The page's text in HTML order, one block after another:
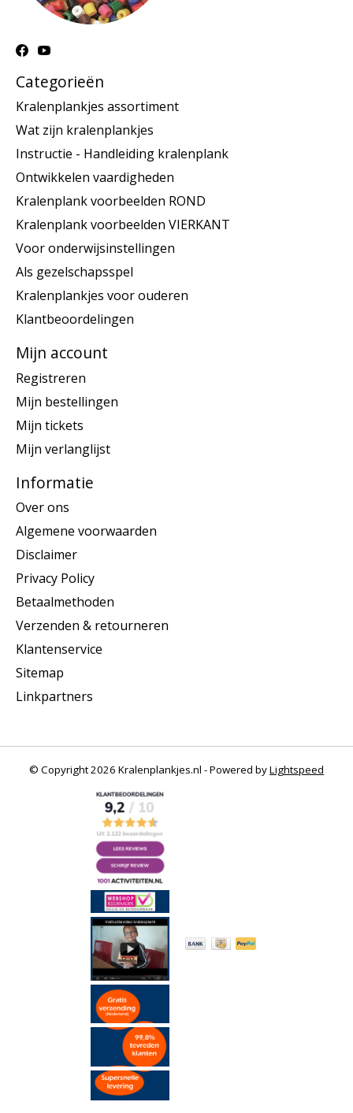
Categorieën
Kralenplankjes assortiment
Wat zijn kralenplankjes
Instructie - Handleiding kralenplank
Ontwikkelen vaardigheden
Kralenplank voorbeelden ROND
Kralenplank voorbeelden VIERKANT
Voor onderwijsinstellingen
Als gezelschapsspel
Kralenplankjes voor ouderen
Klantbeoordelingen
Mijn account
Registreren
Mijn bestellingen
Mijn tickets
Mijn verlanglijst
Informatie
Over ons
Algemene voorwaarden
Disclaimer
Privacy Policy
Betaalmethoden
Verzenden & retourneren
Klantenservice
Sitemap
Linkpartners
© Copyright 2026 Kralenplankjes.nl - Powered byLightspeed